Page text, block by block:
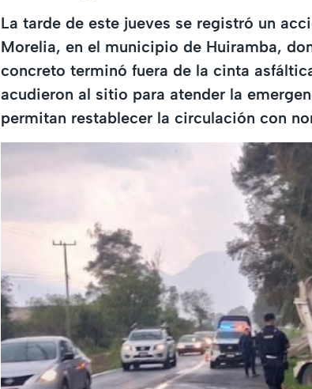
La tarde de este jueves se registró un
Morelia, en el municipio de Huiramba,
concreto terminó fuera de la cinta
acudieron al sitio para atender la
permitan restablecer la circulación con